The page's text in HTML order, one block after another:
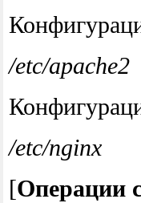
/etc/apache2
/etc/nginx
[Операции